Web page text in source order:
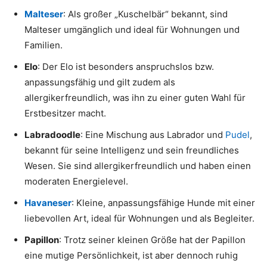
Malteser: Als großer „Kuschelbär“ bekannt, sind
Malteser umgänglich und ideal für Wohnungen und
Familien.
Elo: Der Elo ist besonders anspruchslos bzw.
anpassungsfähig und gilt zudem als
allergikerfreundlich, was ihn zu einer guten Wahl für
Erstbesitzer macht.
Labradoodle: Eine Mischung aus Labrador und Pudel,
bekannt für seine Intelligenz und sein freundliches
Wesen. Sie sind allergikerfreundlich und haben einen
moderaten Energielevel.
Havaneser: Kleine, anpassungsfähige Hunde mit einer
liebevollen Art, ideal für Wohnungen und als Begleiter.
Papillon: Trotz seiner kleinen Größe hat der Papillon
eine mutige Persönlichkeit, ist aber dennoch ruhig